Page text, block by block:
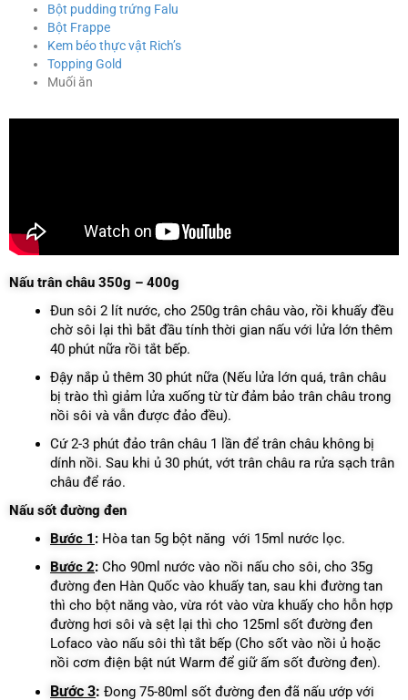
Bột pudding trứng Falu
Bột Frappe
Kem béo thực vật Rich’s
Topping Gold
Muối ăn
Nấu trân châu 350g – 400g
Đun sôi 2 lít nước, cho 250g trân châu vào, rồi khuấy đều
chờ sôi lại thì bắt đầu tính thời gian nấu với lửa lớn thêm
40 phút nữa rồi tắt bếp.
Đậy nắp ủ thêm 30 phút nữa (Nếu lửa lớn quá, trân châu
bị trào thì giảm lửa xuống từ từ đảm bảo trân châu trong
nồi sôi và vẫn được đảo đều).
Cứ 2-3 phút đảo trân châu 1 lần để trân châu không bị
dính nồi. Sau khi ủ 30 phút, vớt trân châu ra rửa sạch trân
châu để ráo.
Nấu sốt đường đen
Bước 1 : Hòa tan 5g bột năng với 15ml nước lọc.
Bước 2: Cho 90ml nước vào nồi nấu cho sôi, cho 35g
đường đen Hàn Quốc vào khuấy tan, sau khi đường tan
thì cho bột năng vào, vừa rót vào vừa khuấy cho hỗn hợp
đường hơi sôi và sệt lại thì cho 125ml sốt đường đen
Lofaco vào nấu sôi thì tắt bếp (Cho sốt vào nồi ủ hoặc
nồi cơm điện bật nút Warm để giữ ấm sốt đường đen).
Bước 3: Đong 75-80ml sốt đường đen đã nấu ướp với